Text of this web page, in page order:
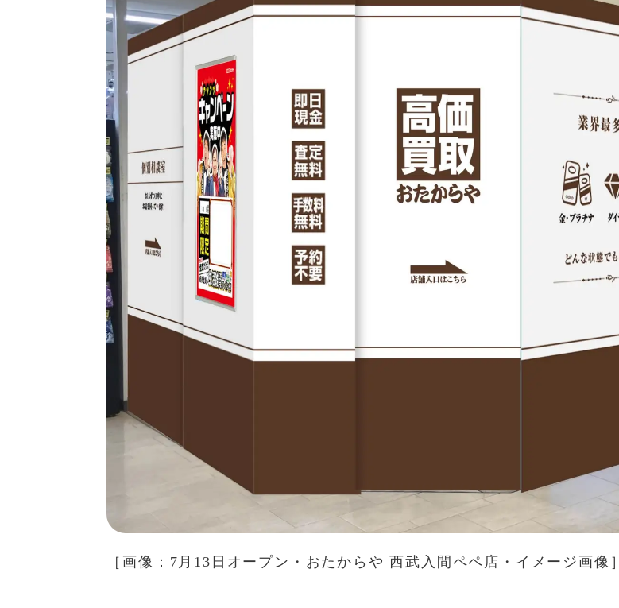
［画像：7月13日オープン・おたからや 西武入間ペペ店・イメージ画像］